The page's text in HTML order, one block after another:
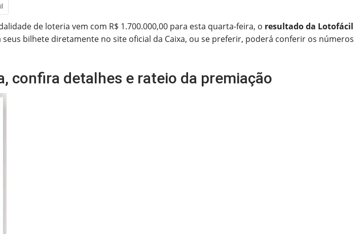
de loteria vem com R$ 1.700.000,00 para esta quarta-feira, o resultado da Lotofácil
bilhete diretamente no site oficial da Caixa, ou se preferir, poderá conferir os números
confira detalhes e rateio da premiação